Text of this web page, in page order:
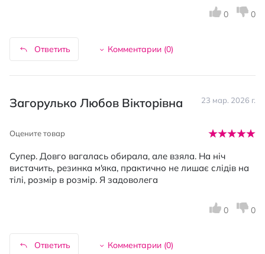
Ответить Комментарии (0)
0 0
Загорулько Любов Вікторівна 23 мар. 2026 г.
Оцените товар
Супер. Довго вагалась обирала, але взяла. На ніч
вистачить, резинка м'яка, практично не лишає слідів на
тілі, розмір в розмір. Я задоволега
Ответить Комментарии (0)
0 0